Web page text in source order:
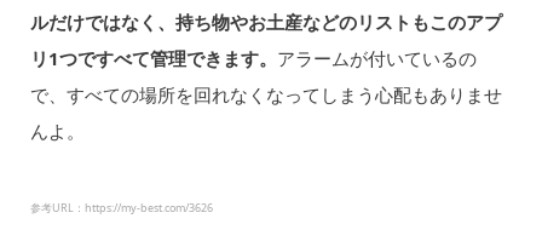
ルだけではなく、持ち物やお土産などのリストもこのアプ
リ1つですべて管理できます。 アラームが付いているの
で、すべての場所を回れなくなってしまう心配もありませ
んよ。
参考URL：https://my-best.com/3626